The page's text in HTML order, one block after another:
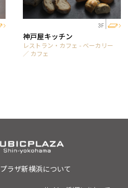
3F
神戸屋キッチン
レストラン・カフェ - ベーカリー
／ カフェ
ラザ新横浜について